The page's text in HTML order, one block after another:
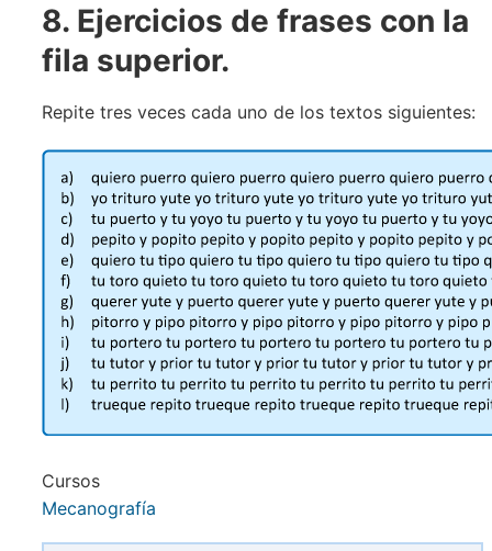
8. Ejercicios de frases con la
fila superior.
Repite tres veces cada uno de los textos siguientes:
Cursos
Mecanografía